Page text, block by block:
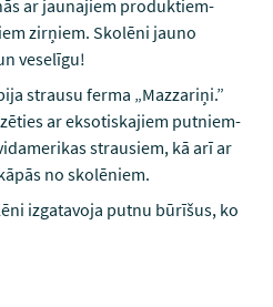
ar jaunajiem produktiem-
zirņiem. Skolēni jauno
veselīgu!
strausu ferma „Mazzariņi.”
ar eksotiskajiem putniem-
strausiem, kā arī ar
no skolēniem.
izgatavoja putnu būrīšus, ko